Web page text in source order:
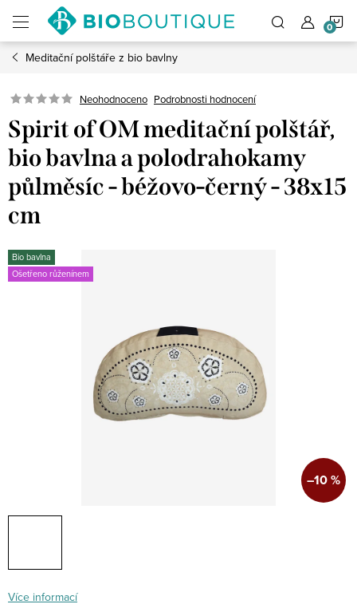
obsah
Meditační polštáře z bio bavlny
Neohodnoceno Podrobnosti hodnocení
Spirit of OM meditační polštář,
bio bavlna a polodrahokamy
půlměsíc - béžovo-černý - 38x15
cm
Bio bavlna
Ošetřeno růženínem
–10 %
Více informací